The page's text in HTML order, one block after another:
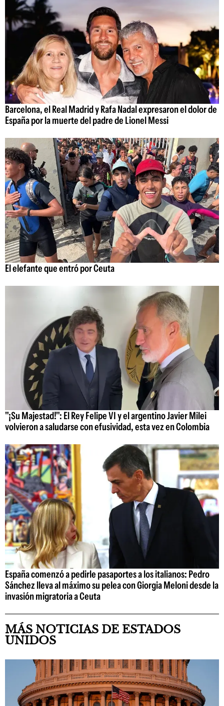
Barcelona, el Real Madrid y Rafa Nadal expresaron el dolor de
España por la muerte del padre de Lionel Messi
El elefante que entró por Ceuta
"¡Su Majestad!": El Rey Felipe VI y el argentino Javier Milei
volvieron a saludarse con efusividad, esta vez en Colombia
España comenzó a pedirle pasaportes a los italianos: Pedro
Sánchez lleva al máximo su pelea con Giorgia Meloni desde la
invasión migratoria a Ceuta
MÁS NOTICIAS DE ESTADOS
UNIDOS